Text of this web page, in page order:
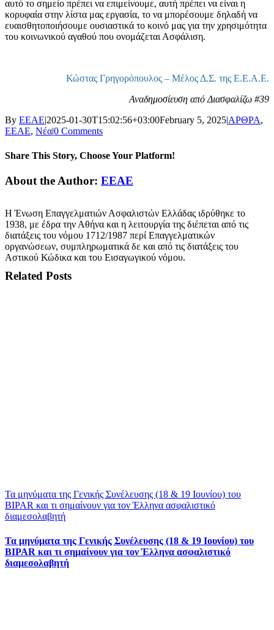
αυτό το σημείο πρέπει να επιμείνουμε, αυτή πρέπει να είναι η
κορυφαία στην λίστα μας εργασία, το να μπορέσουμε δηλαδή να
ευαισθητοποιήσουμε ουσιαστικά το κοινό μας για την χρησιμότητα
του κοινωνικού αγαθού που ονομάζεται Ασφάλιση.
Κώστας Γρηγορόπουλος – Μέλος Δ.Σ. της Ε.Ε.Α.Ε.
Αναδημοσίευση από Διασφαλίζω #39
By ΕΕΑΕ|2025-01-30T15:02:56+03:00February 5, 2025|ΑΡΘΡΑ,
ΕΕΑΕ, Νέα|0 Comments
Share This Story, Choose Your Platform!
Facebook
LinkedIn
WhatsApp
Email
About the Author: ΕΕΑΕ
Η Ένωση Επαγγελματιών Ασφαλιστών Ελλάδας ιδρύθηκε το
1938, με έδρα την Αθήνα και η λειτουργία της διέπεται από τις
διατάξεις του νόμου 1712/1987 περί Επαγγελματικών
οργανώσεων, συμπληρωματικά δε και από τις διατάξεις του
Αστικού Κώδικα και του Εισαγωγικού νόμου.
Related Posts
Τα μηνύματα της Γενικής Συνέλευσης (18 & 19 Ιουνίου) του
BIPAR και τι σημαίνουν για τον Έλληνα ασφαλιστικό
διαμεσολαβητή
Τα μηνύματα της Γενικής Συνέλευσης (18 & 19 Ιουνίου) του
BIPAR και τι σημαίνουν για τον Έλληνα ασφαλιστικό
διαμεσολαβητή